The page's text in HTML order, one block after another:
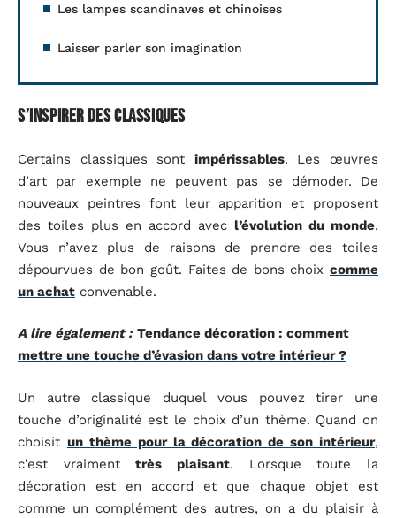
Les lampes scandinaves et chinoises
Laisser parler son imagination
S’inspirer des classiques
Certains classiques sont impérissables. Les œuvres
d’art par exemple ne peuvent pas se démoder. De
nouveaux peintres font leur apparition et proposent
des toiles plus en accord avec l’évolution du monde.
Vous n’avez plus de raisons de prendre des toiles
dépourvues de bon goût. Faites de bons choix comme
un achat convenable.
A lire également : Tendance décoration : comment
mettre une touche d’évasion dans votre intérieur ?
Un autre classique duquel vous pouvez tirer une
touche d’originalité est le choix d’un thème. Quand on
choisit un thème pour la décoration de son intérieur,
c’est vraimenttrès plaisant. Lorsque toute la
décoration est en accord et que chaque objet est
comme un complément des autres, on a du plaisir à